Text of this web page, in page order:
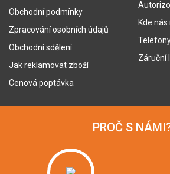
Obchodní podmínky
Zpracování osobních údajů
Obchodní sdělení
Jak reklamovat zboží
Cenová poptávka
Kde
Záruční
PROČ S